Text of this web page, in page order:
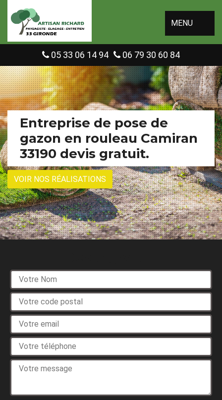
MENU
05 33 06 14 94 06 79 30 60 84
Entreprise de pose de
gazon en rouleau Camiran
33190 devis gratuit.
VOIR NOS RÉALISATIONS